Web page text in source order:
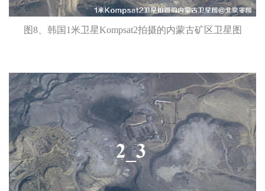
图8、韩国1米卫星Kompsat2拍摄的内蒙古矿区卫星图